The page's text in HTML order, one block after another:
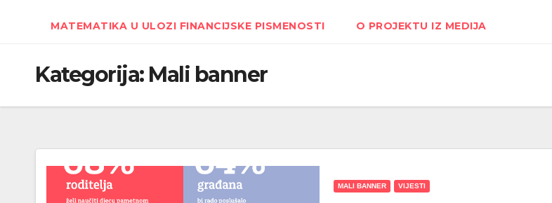
MATEMATIKA U ULOZI FINANCIJSKE PISMENOSTI O PROJEKTU IZ MEDIJA
Kategorija: Mali banner
MALI BANNER VIJESTI